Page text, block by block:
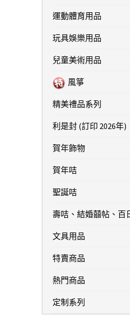
運動體育用品
玩具娛樂用品
兒童美術用品
風箏
精美禮品系列
利是封 (訂印 2026年)
賀年飾物
賀年咭
聖誕咭
壽咭、結婚囍帖、百
文具用品
特賣商品
熱門商品
定制系列